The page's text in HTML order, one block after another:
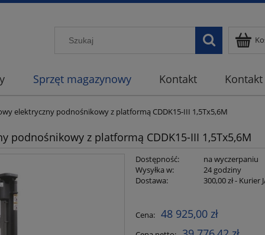
Sprzęt magazynowy Kontakt
elektryczny podnośnikowy z platformą CDDK15-III 1,5Tx5,6M
podnośnikowy z platformą CDDK15-III 1,5Tx5,6M
Dostępność:
na wyczerpaniu
Wysyłka w:
24 godziny
Dostawa:
300,00 zł- Kurier
płatności
Cena: 48 925,00 zł